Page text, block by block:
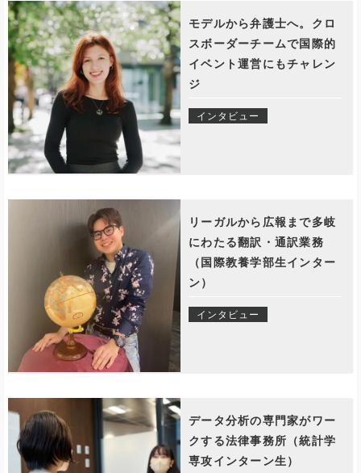
モデルから弁護士へ。クロ
スボーダーチームで国際的
イベント運営にもチャレン
ジ
インタビュー
リーガルから広報まで多岐
にわたる翻訳・通訳業務
（国際教養学部生インター
ン）
インタビュー
データ分析の専門家がワー
クする法律事務所（統計学
専攻インターン生）